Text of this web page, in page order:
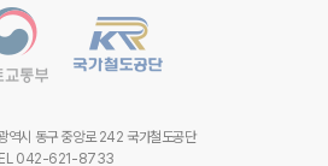
시 동구 중앙로 242 국가철도공단
042-621-8733